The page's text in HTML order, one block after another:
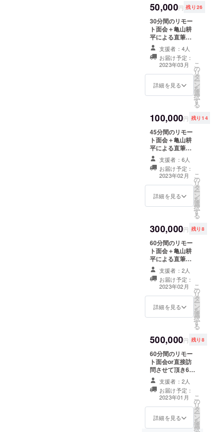
ムズ事務局1名が
同席致します。
Web上での面会
となります。 リ
モート面会実施
の日程につきま
しては、事前に
支援者様へメー
ルを転送致しま
整打ち合わせを
させて頂きます
絡が取れるもの
を入力お願い致
します。
50,000円 残り26
30分間のリモー
ト面会＋亀山耕
平による直筆感
謝手紙＋直筆サ
イン色紙提供 サ
イン色紙に直筆
でサインし、手
紙と一緒に発送
致します。 リ
ムズ事務局1名が
同席致します。
Web上での面会
となります。 リ
モート面会実施
の日程につきま
しては、事前に
支援者様へメー
ルを転送致しま
整打ち合わせを
させて頂きます
絡が取れるもの
を入力お願い致
します。
支援者：4人
お届け予定：
2023年03月
詳細を見る
こ
の
リ
タ
ー
ン
を
選
択
す
る
100,000円 残り14
45分間のリモー
ト面会＋亀山耕
平による直筆感
謝手紙＋直筆サ
イン色紙提供 サ
イン色紙に直筆
でサインし、手
紙と一緒に発送
致します。 リ
ムズ事務局1名が
同席致します。
Web上での面会
となります。 リ
モート面会実施
の日程につきま
しては、事前に
支援者様へメー
ルを転送致しま
整打ち合わせを
させて頂きます
絡が取れるもの
を入力お願い致
します。
支援者：6人
お届け予定：
2023年02月
詳細を見る
こ
の
リ
タ
ー
ン
を
選
択
す
る
300,000円 残り8
60分間のリモー
ト面会＋亀山耕
平による直筆感
謝手紙＋直筆サ
イン色紙提供 サ
イン色紙に直筆
でサインし、手
紙と一緒に発送
致します。 リ
ムズ事務局1名が
同席致します。
Web上での面会
となります。 リ
モート面会実施
の日程につきま
しては、事前に
支援者様へメー
ルを転送致しま
整打ち合わせを
させて頂きます
支援者：2人
お届け予定：
2023年02月
詳細を見る
こ
の
リ
タ
ー
ン
を
選
択
す
る
500,000円 残り8
60分間のリモー
ト面会or直接訪
問させて頂き60
分間の体操指導
かメンタルト
レーニング講演
実施を選択＋亀
山耕平による直
筆感謝手紙＋直
支援者：2人
お届け予定：
2023年01月
詳細を見る
こ
の
リ
タ
ー
ン
を
選
択